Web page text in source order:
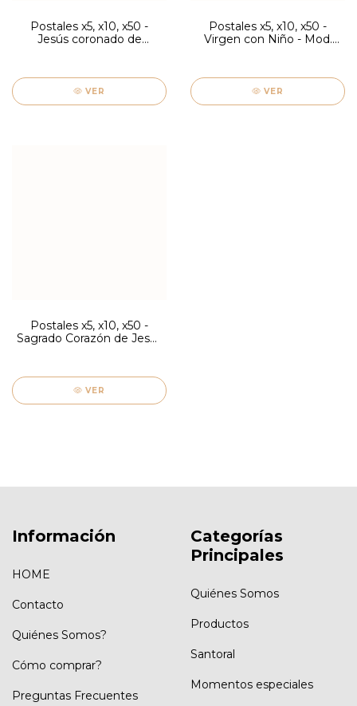
Postales x5, x10, x50 -
Jesús coronado de
VER
Postales x5, x10, x50 -
Virgen con Niño - Mod.
VER
Postales x5, x10, x50 -
Sagrado Corazón de Jesús
VER
Información
HOME
Contacto
Quiénes Somos?
Cómo comprar?
Preguntas Frecuentes
Categorías
Principales
Quiénes Somos
Productos
Santoral
Momentos especiales